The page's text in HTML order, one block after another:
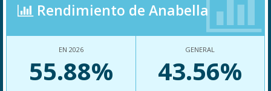
Rendimiento de Anabella
EN 2026
55.88%
GENERAL
43.56%